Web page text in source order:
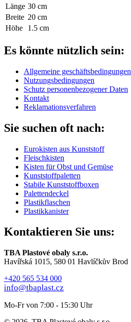
Länge 30 cm
Breite 20 cm
Höhe
1.5 cm
Es könnte nützlich sein:
Allgemeine geschäftsbedingungen
Nutzungsbedingungen
Schutz personenbezogener Daten
Kontakt
Reklamationsverfahren
Sie suchen oft nach:
Eurokisten aus Kunststoff
Fleischkisten
Kisten für Obst und Gemüse
Kunststoffpaletten
Stabile Kunststoffboxen
Palettendeckel
Plastikflaschen
Plastikkanister
Kontaktieren Sie uns:
TBA Plastové obaly s.r.o.
Havířská 1015, 580 01 Havlíčkův Brod
+420 565 534 000
info@tbaplast.cz
Mo-Fr von 7:00 - 15:30 Uhr